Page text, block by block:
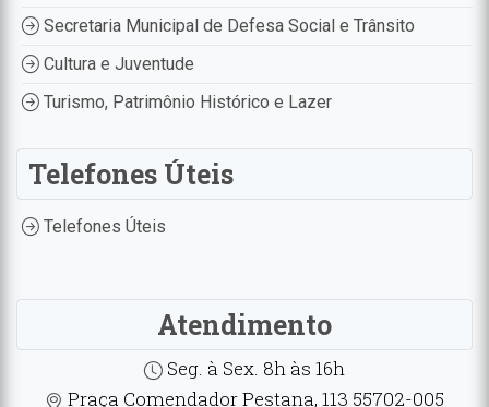
Secretaria Municipal de Defesa Social e Trânsito
Cultura e Juventude
Turismo, Patrimônio Histórico e Lazer
Telefones Úteis
Telefones Úteis
Atendimento
Seg. à Sex. 8h às 16h
Praça Comendador Pestana, 113 55702-005